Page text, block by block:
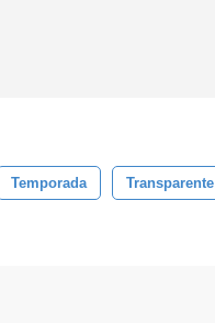
Temporada Transparente